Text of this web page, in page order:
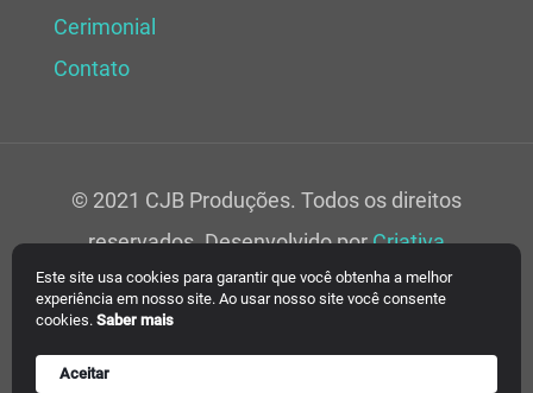
Este site usa cookies para garantir que você obtenha a melhor
experiência em nosso site. Ao usar nosso site você consente
cookies. Saber mais
Aceitar
Cerimonial
Contato
© 2021 CJB Produções. Todos os direitos
reservados. Desenvolvido porCriativa
Soluções Web.